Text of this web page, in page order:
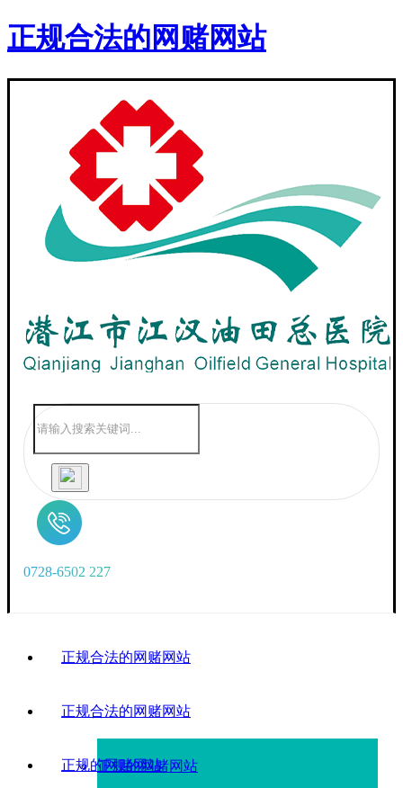
正规合法的网赌网站
0728-6502 227
正规合法的网赌网站
正规合法的网赌网站
正规的网赌网站
正规的网赌网站